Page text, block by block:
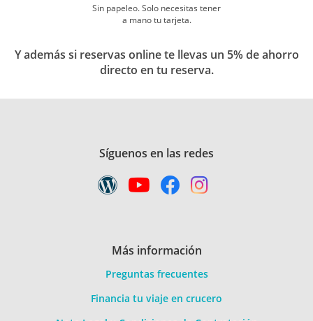
Sin papeleo. Solo necesitas tener
a mano tu tarjeta.
Y además si reservas online te llevas un 5% de ahorro
directo en tu reserva.
Síguenos en las redes
Más información
Preguntas frecuentes
Financia tu viaje en crucero